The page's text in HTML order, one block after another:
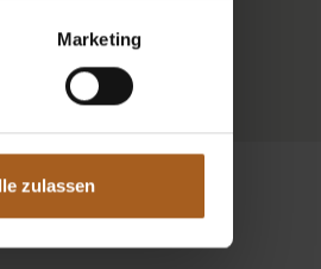
Marketing
zulassen